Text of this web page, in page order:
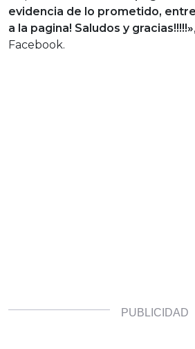
evidencia de lo prometido,
a la pagina! Saludos y gracias!!!!!»
Facebook.